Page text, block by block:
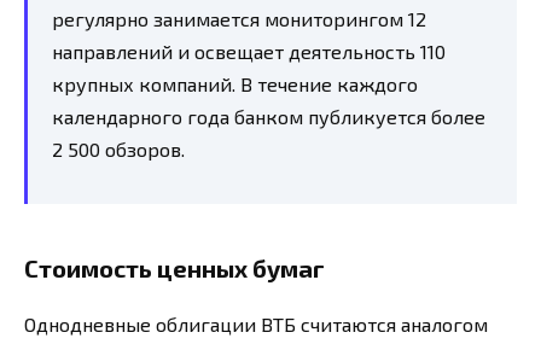
регулярно занимается мониторингом 12
направлений и освещает деятельность 110
крупных компаний. В течение каждого
календарного года банком публикуется более
2 500 обзоров.
Стоимость ценных бумаг
Однодневные облигации ВТБ считаются аналогом